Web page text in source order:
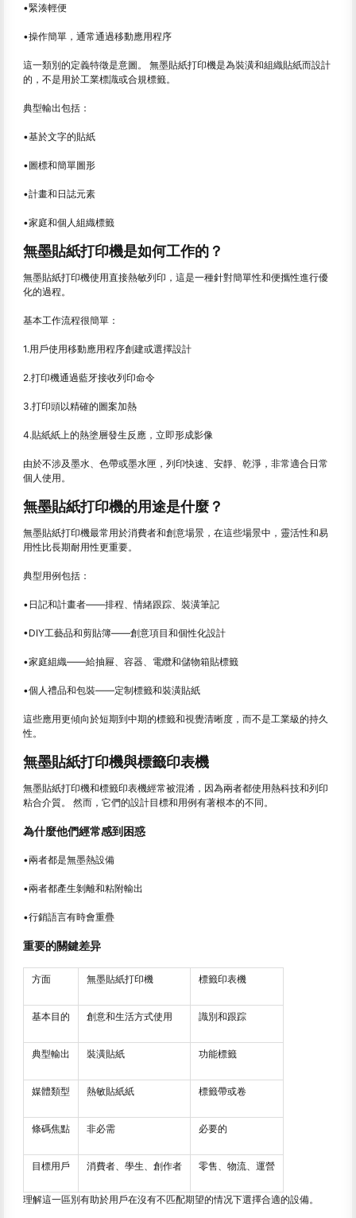
•緊湊輕便
•操作簡單，通常通過移動應用程序
這一類別的定義特徵是意圖。 無墨貼紙打印機是為裝潢和組織貼紙而設計
的，不是用於工業標識或合規標籤。
典型輸出包括：
•基於文字的貼紙
•圖標和簡單圖形
•計畫和日誌元素
•家庭和個人組織標籤
無墨貼紙打印機是如何工作的？
無墨貼紙打印機使用直接熱敏列印，這是一種針對簡單性和便攜性進行優
化的過程。
基本工作流程很簡單：
1.用戶使用移動應用程序創建或選擇設計
2.打印機通過藍牙接收列印命令
3.打印頭以精確的圖案加熱
4.貼紙紙上的熱塗層發生反應，立即形成影像
由於不涉及墨水、色帶或墨水匣，列印快速、安靜、乾淨，非常適合日常
個人使用。
無墨貼紙打印機的用途是什麼？
無墨貼紙打印機最常用於消費者和創意場景，在這些場景中，靈活性和易
用性比長期耐用性更重要。
典型用例包括：
•日記和計畫者——排程、情緒跟踪、裝潢筆記
•DIY工藝品和剪貼簿——創意項目和個性化設計
•家庭組織——給抽屜、容器、電纜和儲物箱貼標籤
•個人禮品和包裝——定制標籤和裝潢貼紙
這些應用更傾向於短期到中期的標籤和視覺清晰度，而不是工業級的持久
性。
無墨貼紙打印機與標籤印表機
無墨貼紙打印機和標籤印表機經常被混淆，因為兩者都使用熱科技和列印
粘合介質。 然而，它們的設計目標和用例有著根本的不同。
為什麼他們經常感到困惑
•兩者都是無墨熱設備
•兩者都產生剝離和粘附輸出
•行銷語言有時會重疊
重要的關鍵差异
方面 無墨貼紙打印機 標籤印表機
基本目的 創意和生活方式使用 識別和跟踪
典型輸出 裝潢貼紙 功能標籤
媒體類型 熱敏貼紙紙 標籤帶或卷
條碼焦點 非必需 必要的
目標用戶 消費者、學生、創作者 零售、物流、運營
理解這一區別有助於用戶在沒有不匹配期望的情况下選擇合適的設備。